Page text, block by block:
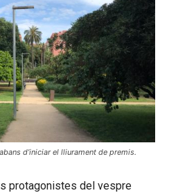
d’iniciar el lliurament de premis.
protagonistes del vespre